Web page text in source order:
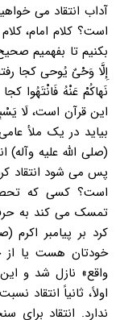
آداب انتقاد می
است؟ کلام امام،
بکنیم تا بفهمیم
إِلَّا وَحْیٌ یُوحی کجا
نَهاکُمْ عَنْهُ فَانْتَهُوا
این قرآن است، لَا
بیاید در یک ملأ
(صلی الله علیه
پس می شود انتقاد
است؟ کسی که
تمسک می کند به حرف
کرد بر پیامبر اکرم
خودتان هست یا از
واقع» نازل شد و
اولاً، ثانیاً انتقاد
ندارد. انتقاد